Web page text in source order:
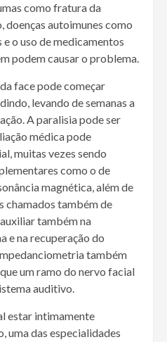
como fratura da
autoimunes como
o uso de medicamentos
podem causar o problema.
face pode começar
levando de semanas a
A paralisia pode ser
médica pode
muitas vezes sendo
como o de
magnética, além de
chamados também de
também na
e na recuperação do
também
um ramo do nervo facial
auditivo.
estar intimamente
uma das especialidades